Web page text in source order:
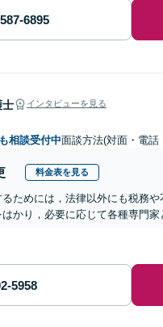
士 インタビューを見る
相談受付中面談方法(対面・電話
料金表を見る
ためには，法律以外にも税務
かり，必要に応じて各種専門家